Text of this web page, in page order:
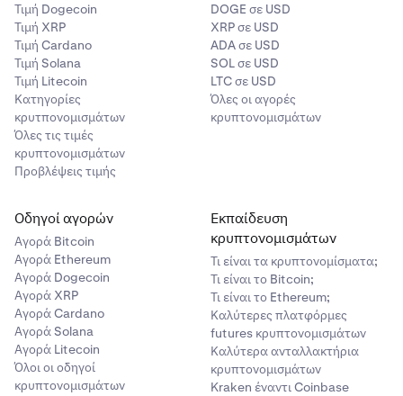
Τιμή Dogecoin
Τιμή XRP
Τιμή Cardano
Τιμή Solana
Τιμή Litecoin
Κατηγορίες
κρυτπονομισμάτων
Όλες τις τιμές
κρυπτονομισμάτων
Προβλέψεις τιμής
DOGE σε USD
XRP σε USD
ADA σε USD
SOL σε USD
LTC σε USD
Όλες οι αγορές
κρυπτονομισμάτων
Οδηγοί αγορών
Αγορά Bitcoin
Αγορά Ethereum
Αγορά Dogecoin
Αγορά XRP
Αγορά Cardano
Αγορά Solana
Αγορά Litecoin
Όλοι οι οδηγοί
κρυπτονομισμάτων
Εκπαίδευση
κρυπτονομισμάτων
Τι είναι τα κρυπτονομίσματα;
Τι είναι το Bitcoin;
Τι είναι το Ethereum;
Καλύτερες πλατφόρμες
futures κρυπτονομισμάτων
Καλύτερα ανταλλακτήρια
κρυπτονομισμάτων
Kraken έναντι Coinbase